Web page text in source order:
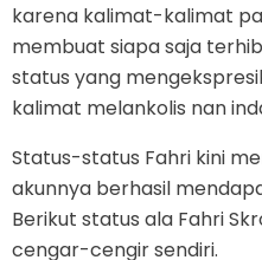
karena kalimat-kalimat
membuat siapa saja
status yang
kalimat melankolis nan
Status-status Fahri kini
akunnya berhasil
Berikut status ala Fahri
cengar-cengir sendiri.